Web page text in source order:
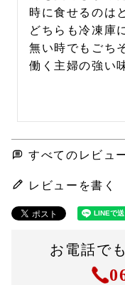
時に食せるのは
どちらも冷凍庫
無い時でもごち
働く主婦の強い
すべてのレビュ
レビューを書く
お電話で